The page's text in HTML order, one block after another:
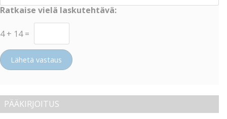
Ratkaise vielä laskutehtävä:
4 + 14 =
Lähetä vastaus
PÄÄKIRJOITUS